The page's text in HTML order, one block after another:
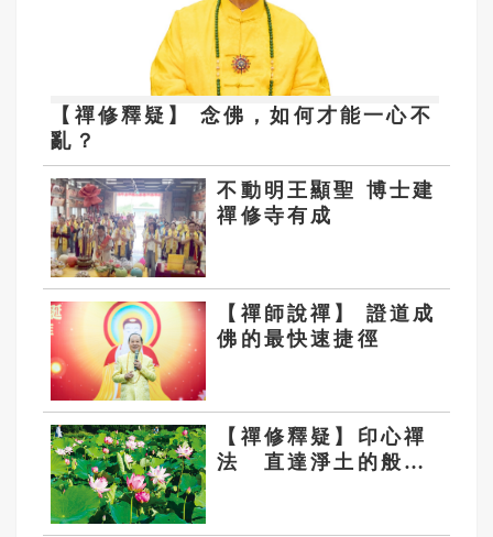
【禪修釋疑】 念佛，如何才能一心不
亂？
不動明王顯聖 博士建
禪修寺有成
【禪師說禪】 證道成
佛的最快速捷徑
【禪修釋疑】印心禪
法 直達淨土的般若